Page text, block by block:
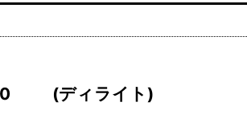
(ディライト)